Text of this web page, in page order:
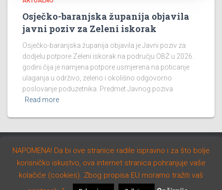
Osječko-baranjska županija objavila
javni poziv za Zeleni iskorak
Osječko-baranjska županija objavila je Javni poziv za
dodjelu potpore Zeleni iskorak na području OBŽ u 2026.
godini čija je namjena potpore usmjerena na poticanje
ulaganja u održivo, zeleno i okolišno odgovorno
poslovanje poduzetnika. Predmet Javnog poziva
Read more
AKTUALNO NATJEČAJI STUDIJE I PROGRAMI
Hestia | Developed by
NAPOMENA! Da bi ove stranice radile ispravno i za što bolje
korisničko iskustvo, ova internet stranica pohranjuje vaše
kolačiće (cookies). Zbog propisa EU moramo tražiti vaš